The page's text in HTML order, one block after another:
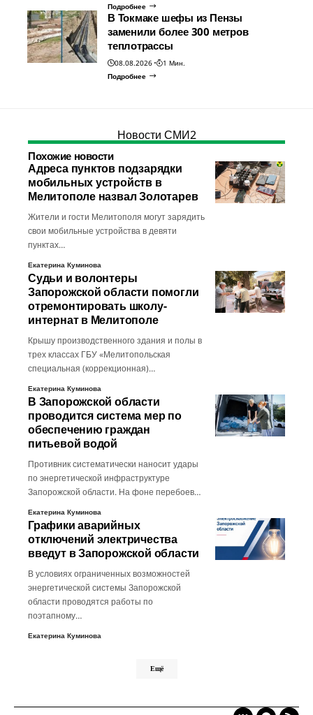
Подробнее
В Токмаке шефы из Пензы
заменили более 300 метров
теплотрассы
08.08.2026
1 Мин.
Подробнее
Новости СМИ2
Похожие новости
Адреса пунктов подзарядки
мобильных устройств в
Мелитополе назвал Золотарев
Жители и гости Мелитополя могут зарядить
свои мобильные устройства в девяти
пунктах…
Екатерина Куминова
Судьи и волонтеры
Запорожской области помогли
отремонтировать школу-
интернат в Мелитополе
Крышу производственного здания и полы в
трех классах ГБУ «Мелитопольская
специальная (коррекционная)…
Екатерина Куминова
В Запорожской области
проводится система мер по
обеспечению граждан
питьевой водой
Противник систематически наносит удары
по энергетической инфраструктуре
Запорожской области. На фоне перебоев…
Екатерина Куминова
Графики аварийных
отключений электричества
введут в Запорожской области
В условиях ограниченных возможностей
энергетической системы Запорожской
области проводятся работы по
поэтапному…
Екатерина Куминова
Ещё